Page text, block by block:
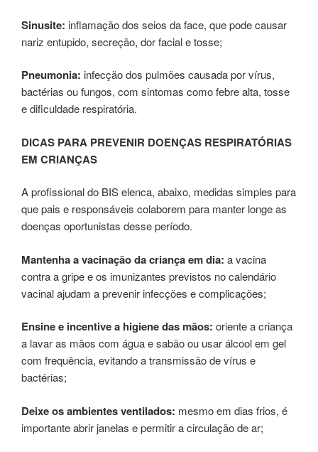
Sinusite: inflamação dos seios da face, que pode causar
nariz entupido, secreção, dor facial e tosse;
Pneumonia: infecção dos pulmões causada por vírus,
bactérias ou fungos, com sintomas como febre alta, tosse
e dificuldade respiratória.
DICAS PARA PREVENIR DOENÇAS RESPIRATÓRIAS
EM CRIANÇAS
A profissional do BIS elenca, abaixo, medidas simples para
que pais e responsáveis colaborem para manter longe as
doenças oportunistas desse período.
Mantenha a vacinação da criança em dia: a vacina
contra a gripe e os imunizantes previstos no calendário
vacinal ajudam a prevenir infecções e complicações;
Ensine e incentive a higiene das mãos: oriente a criança
a lavar as mãos com água e sabão ou usar álcool em gel
com frequência, evitando a transmissão de vírus e
bactérias;
Deixe os ambientes ventilados: mesmo em dias frios, é
importante abrir janelas e permitir a circulação de ar;